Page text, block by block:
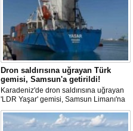
Dron saldırısına uğrayan Türk
gemisi, Samsun'a getirildi!
Karadeniz'de dron saldırısına uğrayan
'LDR Yaşar' gemisi, Samsun Limanı'na
güvenli bir şekilde ulaştı. Saldırıda can
kaybı yaşanmadı, ancak büyük çapta
maddi hasar oluştu.